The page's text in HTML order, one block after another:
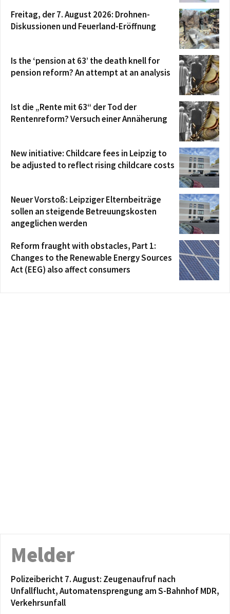
Freitag, der 7. August 2026: Drohnen-
Diskussionen und Feuerland-Eröffnung
Is the ‘pension at 63’ the death knell for
pension reform? An attempt at an analysis
Ist die „Rente mit 63“ der Tod der
Rentenreform? Versuch einer Annäherung
New initiative: Childcare fees in Leipzig to
be adjusted to reflect rising childcare costs
Neuer Vorstoß: Leipziger Elternbeiträge
sollen an steigende Betreuungskosten
angeglichen werden
Reform fraught with obstacles, Part 1:
Changes to the Renewable Energy Sources
Act (EEG) also affect consumers
Melder
Polizeibericht 7. August: Zeugenaufruf nach
Unfallflucht, Automatensprengung am S-Bahnhof MDR,
Verkehrsunfall